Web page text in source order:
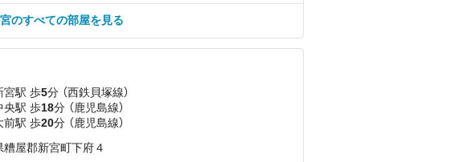
のすべての部屋を見る
宮駅 歩5分 （西鉄貝塚線）
央駅 歩18分 （鹿児島線）
前駅 歩20分 （鹿児島線）
糟屋郡新宮町下府４